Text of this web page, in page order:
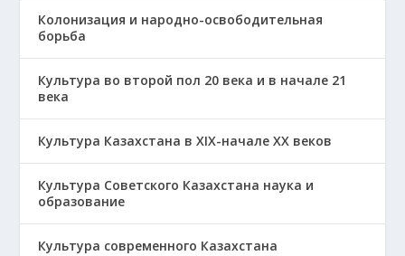
Колонизация и народно-освободительная
борьба
Культура во второй пол 20 века и в начале 21
века
Культура Казахстана в ХІХ-начале ХХ веков
Культура Советского Казахстана наука и
образование
Культура современного Казахстана